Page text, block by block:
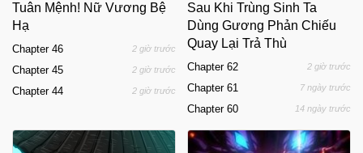
Tuân Mệnh! Nữ Vương Bệ
Hạ
Chapter 46 2 giờ trước
Chapter 45 2 giờ trước
Chapter 44 2 giờ trước
Sau Khi Trùng Sinh Ta
Dùng Gương Phản Chiếu
Quay Lại Trả Thù
Chapter 62 2 giờ trước
Chapter 61 7 ngày trước
Chapter 60 14 ngày trước